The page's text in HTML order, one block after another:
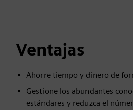
Ventajas
Ahorre tiempo y dinero de
Gestione los abundantes
estándares y reduzca el